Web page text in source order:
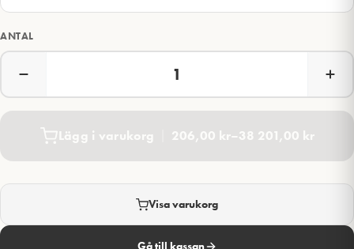
ANTAL
Lägg i varukorg 206,00 kr–38 201,00 kr
Prisintervall:
Visa varukorg